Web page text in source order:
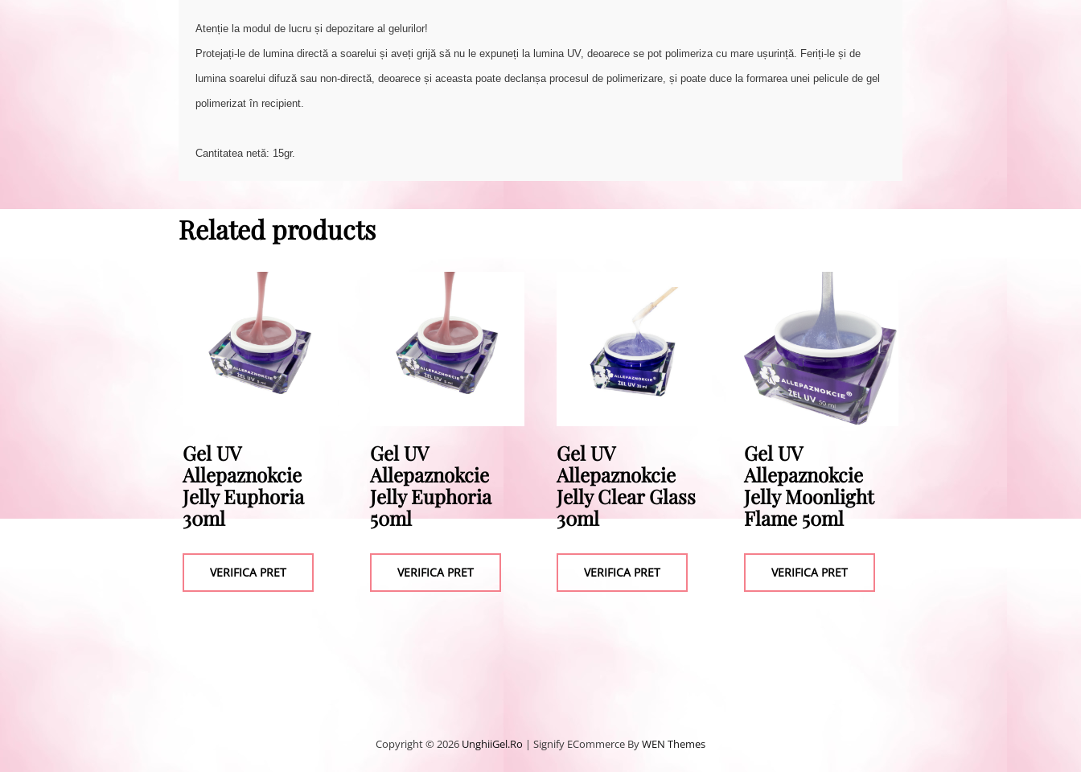
Atenție la modul de lucru și depozitare al gelurilor!
Protejați-le de lumina directă a soarelui și aveți grijă să nu le expuneți la lumina UV, deoarece se pot polimeriza cu mare ușurință. Feriți-le și de
lumina soarelui difuză sau non-directă, deoarece și aceasta poate declanșa procesul de polimerizare, și poate duce la formarea unei pelicule de gel
polimerizat în recipient.
Cantitatea netă: 15gr.
Related products
Gel UV
Allepaznokcie
Jelly Euphoria
30ml
VERIFICA PRET
Gel UV
Allepaznokcie
Jelly Euphoria
50ml
VERIFICA PRET
Gel UV
Allepaznokcie
Jelly Clear Glass
30ml
VERIFICA PRET
Gel UV
Allepaznokcie
Jelly Moonlight
Flame 50ml
VERIFICA PRET
Copyright © 2026 UnghiiGel.ro | Signify ECommerce ByWEN Themes